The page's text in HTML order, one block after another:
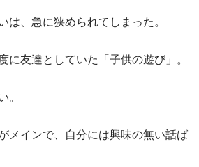
は、急に狭められてしまった。
に友達としていた「子供の遊び」。
。
メインで、自分には興味の無い話ば